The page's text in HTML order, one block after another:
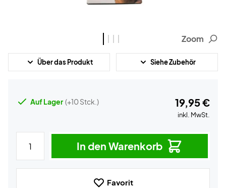
Zoom
Über das Produkt Siehe Zubehör
Auf Lager (+10 Stck.) 19,95 €
inkl. MwSt.
In den Warenkorb
Favorit